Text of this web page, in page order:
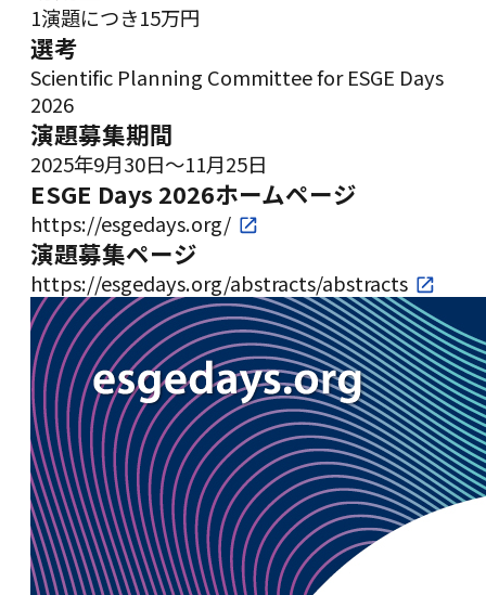
1演題につき15万円
選考
Scientific Planning Committee for ESGE Days
2026
演題募集期間
2025年9月30日～11月25日
ESGE Days 2026ホームページ
https://esgedays.org/
演題募集ページ
https://esgedays.org/abstracts/abstracts